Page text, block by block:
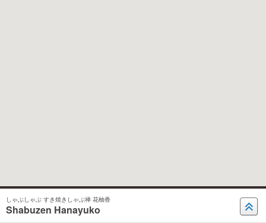
しゃぶしゃぶ すき焼きしゃぶ禅 花柚香
Shabuzen Hanayuko